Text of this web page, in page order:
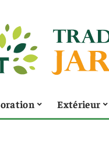
Extérieur